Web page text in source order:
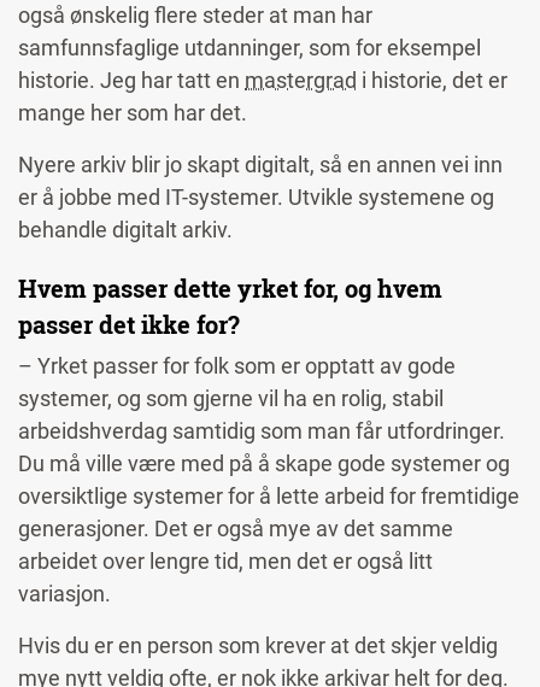
også ønskelig flere steder at man har
samfunnsfaglige utdanninger, som for eksempel
historie. Jeg har tatt en mastergrad i historie, det er
mange her som har det.
Nyere arkiv blir jo skapt digitalt, så en annen vei inn
er å jobbe med IT-systemer. Utvikle systemene og
behandle digitalt arkiv.
Hvem passer dette yrket for, og hvem
passer det ikke for?
– Yrket passer for folk som er opptatt av gode
systemer, og som gjerne vil ha en rolig, stabil
arbeidshverdag samtidig som man får utfordringer.
Du må ville være med på å skape gode systemer og
oversiktlige systemer for å lette arbeid for fremtidige
generasjoner. Det er også mye av det samme
arbeidet over lengre tid, men det er også litt
variasjon.
Hvis du er en person som krever at det skjer veldig
mye nytt veldig ofte, er nok ikke arkivar helt for deg.